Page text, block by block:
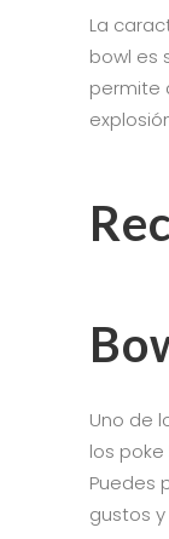
La
bowl es
permite
Uno de
los
Puedes
gustos